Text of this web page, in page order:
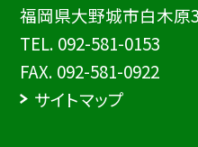
福岡県大野城市白木原
TEL. 092-581-0153
FAX. 092-581-0922
サイトマップ